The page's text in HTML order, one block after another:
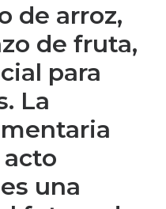
de arroz,
de fruta,
para
La
una